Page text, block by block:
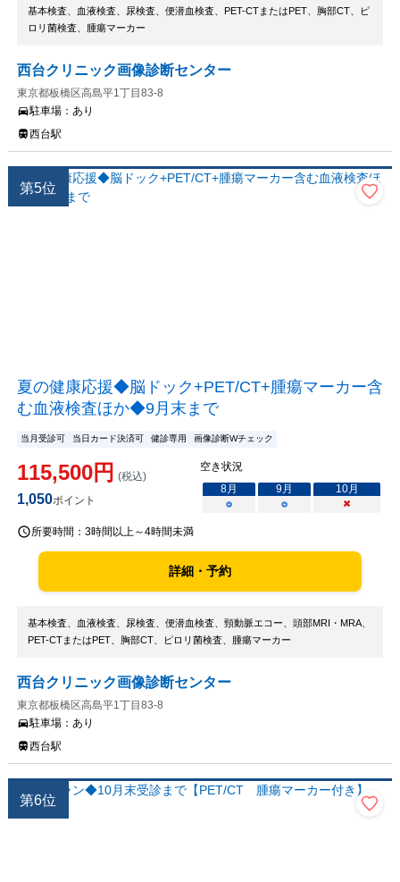
基本検査、血液検査、尿検査、便潜血検査、PET-CTまたはPET、胸部CT、ピ
ロリ菌検査、腫瘍マーカー
西台クリニック画像診断センター
東京都板橋区高島平1丁目83-8
駐車場： あり
西台駅
第5位
夏の健康応援◆脳ドック+PET/CT+腫瘍マーカー含
む血液検査ほか◆9月末まで
当月受診可 当日カード決済可 健診専用 画像診断Wチェック
115,500円 (税込)
1,050ポイント
空き状況
8月 9月 10月
○
○ ×
所要時間： 3時間以上～4時間未満
詳細・予約
基本検査、血液検査、尿検査、便潜血検査、頸動脈エコー、頭部MRI・MRA、
PET-CTまたはPET、胸部CT、ピロリ菌検査、腫瘍マーカー
西台クリニック画像診断センター
東京都板橋区高島平1丁目83-8
駐車場： あり
西台駅
第6位